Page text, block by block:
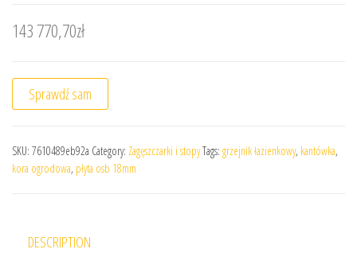
143 770,70zł
Sprawdź sam
SKU: 7610489eb92a Category: Zagęszczarki i stopyTags: grzejnik łazienkowy, kantówka,
kora ogrodowa, płyta osb 18mm
DESCRIPTION